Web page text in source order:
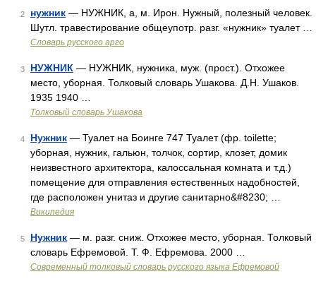
2 нужник — НУЖНИК, а, м. Ирон. Нужный, полезный человек.
Шутл. травестирование общеупотр. разг. «нужник» туалет …
Словарь русского арго
3 НУЖНИК — НУЖНИК, нужника, муж. (прост.). Отхожее
место, уборная. Толковый словарь Ушакова. Д.Н. Ушаков.
1935 1940 …
Толковый словарь Ушакова
4 Нужник — Туалет на Боинге 747 Туалет (фр. toilette;
уборная, нужник, гальюн, толчок, сортир, клозет, домик
неизвестного архитектора, калоссальная комната и т.д.)
помещение для отправления естественных надобностей,
где расположен унитаз и другие санитарно&#8230; …
Википедия
5 Нужник — м. разг. сниж. Отхожее место, уборная. Толковый
словарь Ефремовой. Т. Ф. Ефремова. 2000 …
Современный толковый словарь русского языка Ефремовой